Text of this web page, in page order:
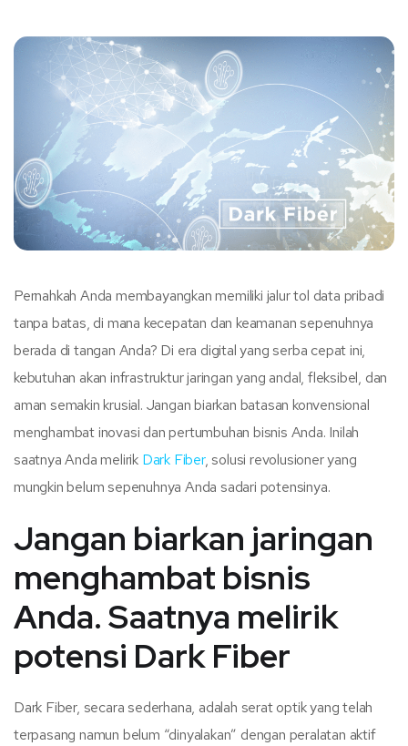
Pernahkah Anda membayangkan memiliki jalur tol data pribadi
tanpa batas, di mana kecepatan dan keamanan sepenuhnya
berada di tangan Anda? Di era digital yang serba cepat ini,
kebutuhan akan infrastruktur jaringan yang andal, fleksibel, dan
aman semakin krusial. Jangan biarkan batasan konvensional
menghambat inovasi dan pertumbuhan bisnis Anda. Inilah
saatnya Anda melirik Dark Fiber, solusi revolusioner yang
mungkin belum sepenuhnya Anda sadari potensinya.
Jangan biarkan jaringan
menghambat bisnis
Anda. Saatnya melirik
potensi Dark Fiber
Dark Fiber, secara sederhana, adalah serat optik yang telah
terpasang namun belum “dinyalakan” dengan peralatan aktif